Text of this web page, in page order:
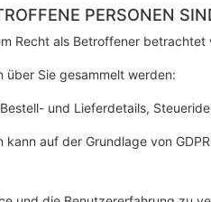
PERSONEN
Recht als Betroffener
über Sie gesammelt werden:
und Lieferdetails,
auf der Grundlage von